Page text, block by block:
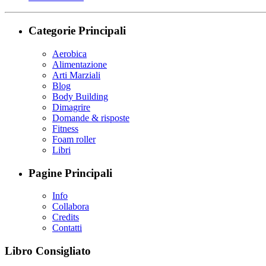
Categorie Principali
Aerobica
Alimentazione
Arti Marziali
Blog
Body Building
Dimagrire
Domande & risposte
Fitness
Foam roller
Libri
Pagine Principali
Info
Collabora
Credits
Contatti
Libro Consigliato